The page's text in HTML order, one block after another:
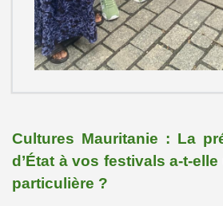
Cultures Mauritanie : La
d’État à vos festivals a-t-
particulière ?